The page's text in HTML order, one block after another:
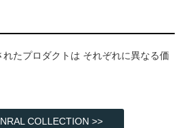
たプロダクトは それぞれに異なる価
COLLECTION >>